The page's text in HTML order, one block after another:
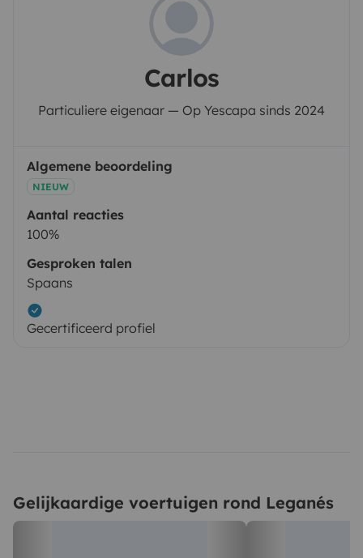
Carlos
Particuliere eigenaar — Op Yescapa sinds 2024
Algemene beoordeling
NIEUW
Aantal reacties
100%
Gesproken talen
Spaans
Gecertificeerd profiel
Gelijkaardige voertuigen rond Leganés